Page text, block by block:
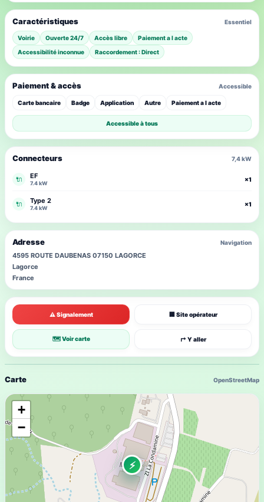
Carte OpenStreetMap
⚡
+
−
⚠ Signalement 🏢 Site opérateur
🗺 Voir carte ↱ Y aller
Caractéristiques Essentiel
Voirie Ouverte 24/7 Accès libre
Paiement a l acte
Accessibilité inconnue
Raccordement : Direct
Connecteurs 7,4 kW
🔌 EF
7.4 kW
×1
🔌 Type 2
7.4 kW
×1
Paiement & accès Accessible
Carte bancaire Badge Application Autre Paiement a l acte
Accessible à tous
Adresse Navigation
4595 ROUTE DAUBENAS 07150 LAGORCE
Lagorce
France